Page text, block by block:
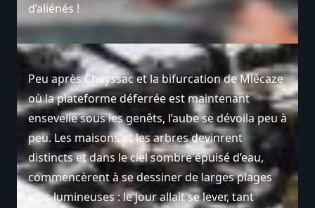
d’aliénés !
Peu après Cheyssac et la bifurcation de Miécaze
où la plateforme déferrée est maintenant
ensevelie sous les genêts, l’aube se dévoila peu à
peu. Les maisons et les arbres devinrent
distincts et dans le ciel sombre épuisé d’eau,
commencèrent à se dessiner de larges plages
plus lumineuses : le jour allait se lever, tant